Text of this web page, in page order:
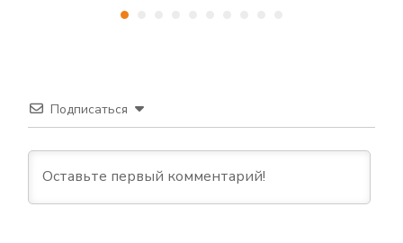
Подписаться